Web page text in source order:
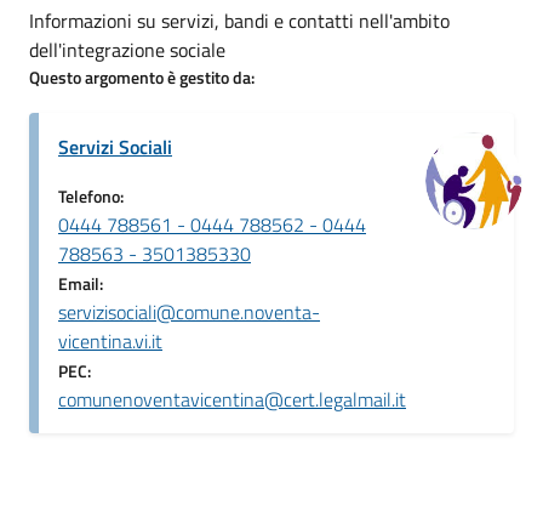
Informazioni su servizi, bandi e contatti nell'ambito
dell'integrazione sociale
Questo argomento è gestito da:
Servizi Sociali
Telefono:
0444 788561 - 0444 788562 - 0444
788563 - 3501385330
Email:
servizisociali@comune.noventa-
vicentina.vi.it
PEC:
comunenoventavicentina@cert.legalmail.it